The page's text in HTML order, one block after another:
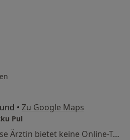
• Zu Google Maps
Pul
Dieser Arzt bzw. diese Ärztin bietet keine Online-Terminbuchung an diesem Standort an.